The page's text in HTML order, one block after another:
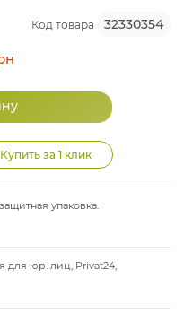
Код товара 32330354
упаковка.
для юр. лиц, Privat24,